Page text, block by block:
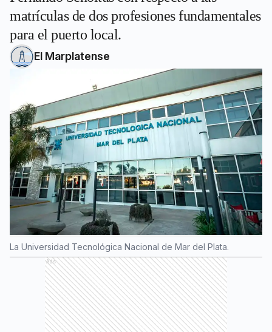
matrículas de dos profesiones fundamentales
para el puerto local.
El Marplatense
La Universidad Tecnológica Nacional de Mar del Plata.
Ads